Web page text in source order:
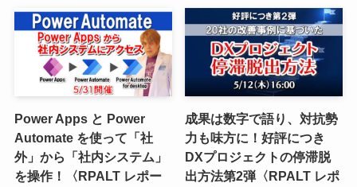
Power Apps と Power
Automate を使って「社
外」から「社内システム」
を操作！〈RPALT レポー
成果は数字で語り、対抗勢
力も味方に！好評につき
DXプロジェクトの停滞脱
出方法第2弾〈RPALT レポ